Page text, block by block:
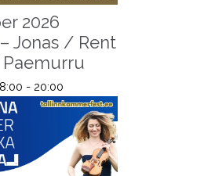
2026
Jonas / Rent
- 20:00